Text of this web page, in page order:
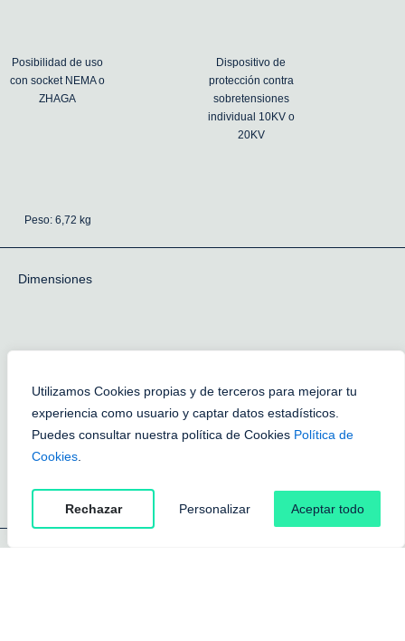
Utilizamos Cookies propias y de terceros para mejorar tu
experiencia como usuario y captar datos estadísticos.
Puedes consultar nuestra política de Cookies Política de
Cookies
Rechazar Personalizar Aceptar todo
Posibilidad de uso
con socket NEMA o
ZHAGA
Dispositivo de
protección contra
sobretensiones
individual 10KV o
20KV
Peso: 6,72 kg
Dimensiones